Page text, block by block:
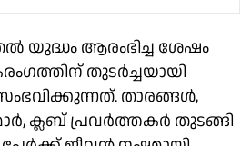
യുദ്ധം ആരംഭിച്ച ശേഷം
തുടർച്ചയായി
താരങ്ങൾ,
ക്ലബ് പ്രവർത്തകർ തുടങ്ങി